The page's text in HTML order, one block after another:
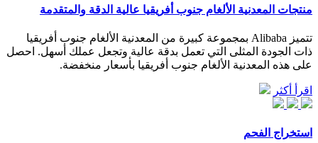
منتجات المعدنية الألغام جنوب أفريقيا عالية الدقة والمتقدمة
تتميز Alibaba بمجموعة كبيرة من المعدنية الألغام جنوب أفريقيا
ذات الجودة المثلى التي تعمل بدقة عالية وتجعل عملك أسهل. احصل
على هذه المعدنية الألغام جنوب أفريقيا بأسعار منخفضة.
اقرأ أكثر
استخراج الفحم